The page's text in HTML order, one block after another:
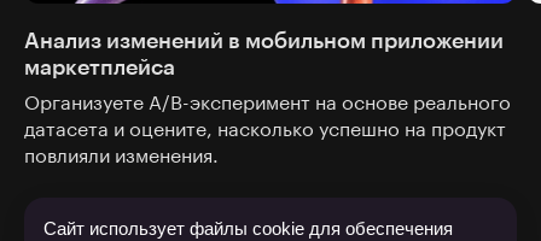
Анализ изменений в мобильном приложении
маркетплейса
Организуете А/В-эксперимент на основе реального
датасета и оцените, насколько успешно на продукт
повлияли изменения.
Сайт использует файлы cookie для обеспечения